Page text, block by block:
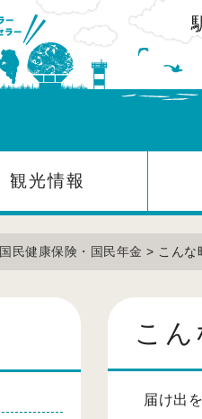
観光情報
国民健康保険・国民年金 > こんな
こん
届け出